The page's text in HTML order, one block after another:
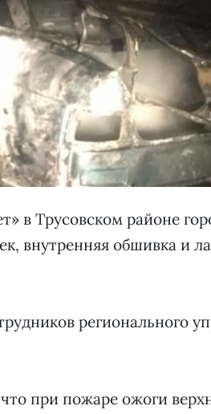
в Трусовском районе
внутренняя обшивка и
регионального
при пожаре ожоги